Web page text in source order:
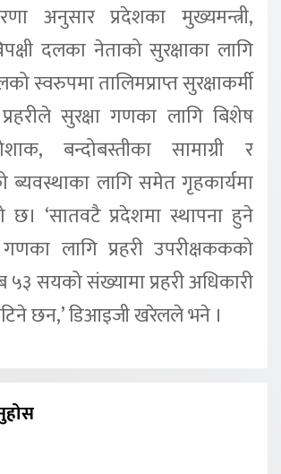
अनुसार प्रदेशका मुख्यमन्त्री,
दलका नेताको सुरक्षाका लागि
स्वरुपमा तालिमप्राप्त सुरक्षाकर्मी
सुरक्षा गणका लागि बिशेष
बन्दोबस्तीका सामाग्री र
ब्यवस्थाका लागि समेत गृहकार्यमा
‘सातवटै प्रदेशमा स्थापना हुने
लागि प्रहरी उपरीक्षककको
५३ सयको संख्यामा प्रहरी अधिकारी
छन,’ डिआइजी खरेलले भने ।